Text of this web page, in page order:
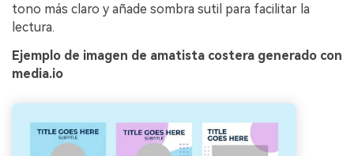
tono más claro y añade sombra sutil para facilitar la
lectura.
Ejemplo de imagen de amatista costera generado con
media.io